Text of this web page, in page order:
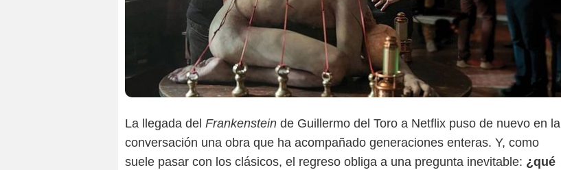
La llegada del Frankenstein de Guillermo del Toro a Netflix puso de nuevo en la
conversación una obra que ha acompañado generaciones enteras. Y, como
suele pasar con los clásicos, el regreso obliga a una pregunta inevitable: ¿qué